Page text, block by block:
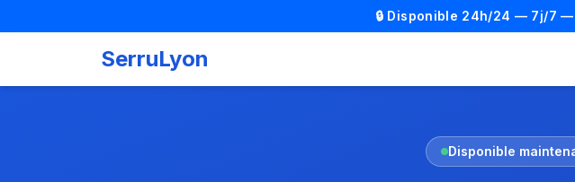
🔒 Disponible 24h/24 — 7j/7
SerruLyon
Disponible